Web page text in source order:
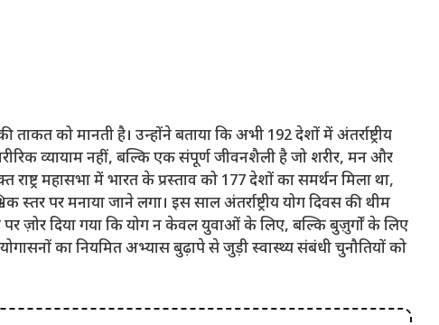
को मानती है। उन्होंने बताया कि अभी 192 देशों में अंतर्राष्ट्रीय
व्यायाम नहीं, बल्कि एक संपूर्ण जीवनशैली है जो शरीर, मन और
महासभा में भारत के प्रस्ताव को 177 देशों का समर्थन मिला था,
स्तर पर मनाया जाने लगा। इस साल अंतर्राष्ट्रीय योग दिवस की थीम
पर ज़ोर दिया गया कि योग न केवल युवाओं के लिए, बल्कि बुज़ुर्गों के लिए
का नियमित अभ्यास बुढ़ापे से जुड़ी स्वास्थ्य संबंधी चुनौतियों को